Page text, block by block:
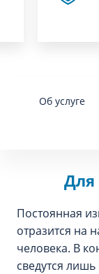
Об услуге
Для
Постоянная
отразится на
человека. В
сведутся